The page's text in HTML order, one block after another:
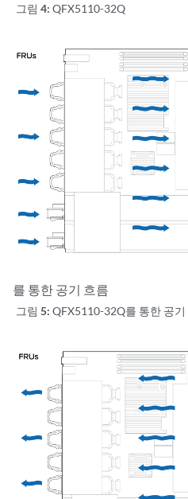
그림 4: QFX5110-32Q
를 통한 공기 흐름
그림 5: QFX5110-32Q를 통한 공기